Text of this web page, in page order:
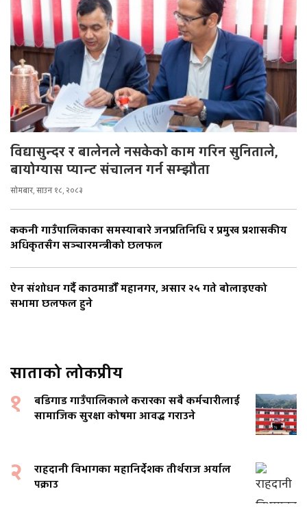
विद्यासुन्दर र बालेनले नसकेको काम गरिन सुनिताले,
बायोग्यास प्यान्ट संचालन गर्न सम्झौता
सोमबार, साउन १८, २०८३
ककनी गाउँपालिकाका समस्याबारे जनप्रतिनिधि र प्रमुख प्रशासकीय
अधिकृतसँग सञ्चारमन्त्रीको छलफल
ऐन संशोधन गर्दै काठमाडौँ महानगर, असार २५ गते बोलाइएको
सभामा छलफल हुने
साताको लोकप्रीय
१
बडिगाड गाउँपालिकाले करारका सबै कर्मचारीलाई
सामाजिक सुरक्षा कोषमा आवद्ध गराउने
२
राहदानी विभागका महानिर्देशक तीर्थराज अर्याल
पक्राउ